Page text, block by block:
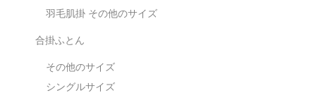
羽毛肌掛 その他のサイズ
合掛ふとん
その他のサイズ
シングルサイズ